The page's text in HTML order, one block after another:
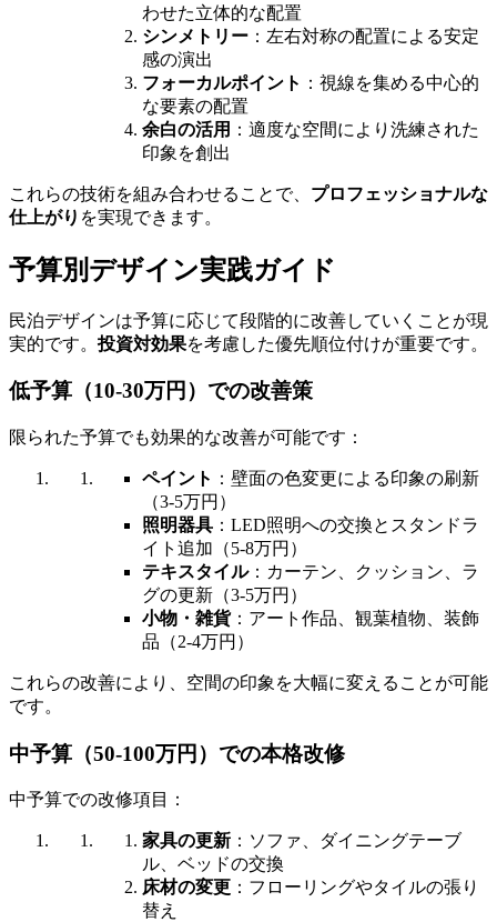
わせた立体的な配置
シンメトリー ：左右対称の配置による安定
感の演出
フォーカルポイント ：視線を集める中心的
な要素の配置
余白の活用 ：適度な空間により洗練された
印象を創出
これらの技術を組み合わせることで、 プロフェッショナルな
仕上がり を実現できます。
予算別デザイン実践ガイド
民泊デザインは予算に応じて段階的に改善していくことが現
実的です。投資対効果を考慮した優先順位付けが重要です。
低予算（10-30万円）での改善策
限られた予算でも効果的な改善が可能です：
ペイント ：壁面の色変更による印象の刷新
（3-5万円）
照明器具 ：LED照明への交換とスタンドラ
イト追加（5-8万円）
テキスタイル：カーテン、クッション、ラ
グの更新（3-5万円）
小物・雑貨：アート作品、観葉植物、装飾
品（2-4万円）
これらの改善により、空間の印象を大幅に変えることが可能
です。
中予算（50-100万円）での本格改修
中予算での改修項目：
家具の更新 ：ソファ、ダイニングテーブ
ル、ベッドの交換
床材の変更 ：フローリングやタイルの張り
替え